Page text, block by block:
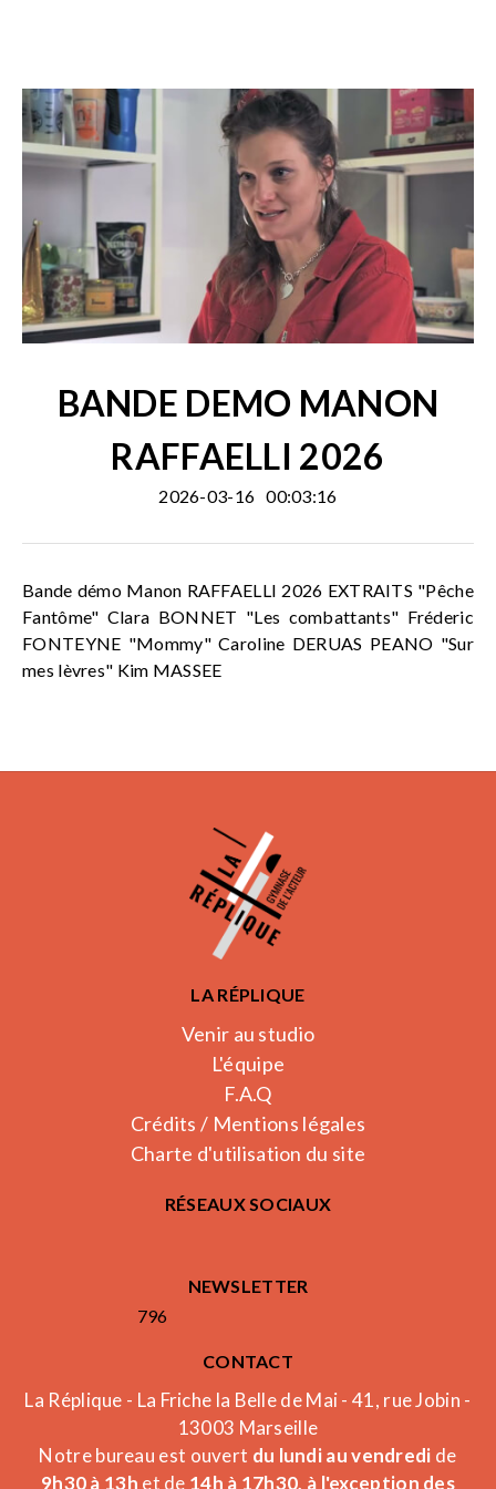
BANDE DEMO MANON
RAFFAELLI 2026
2026-03-16 00:03:16
Bande démo Manon RAFFAELLI 2026 EXTRAITS "Pêche
Fantôme" Clara BONNET "Les combattants" Fréderic
FONTEYNE "Mommy" Caroline DERUAS PEANO "Sur
mes lèvres" Kim MASSEE
LA RÉPLIQUE
Venir au studio
L'équipe
F.A.Q
Crédits / Mentions légales
Charte d'utilisation du site
RÉSEAUX SOCIAUX
NEWSLETTER
796
CONTACT
La Réplique - La Friche la Belle de Mai - 41, rue Jobin -
13003 Marseille
Notre bureau est ouvert du lundi au vendredi de
9h30 à 13h et de 14h à 17h30, à l'exception des